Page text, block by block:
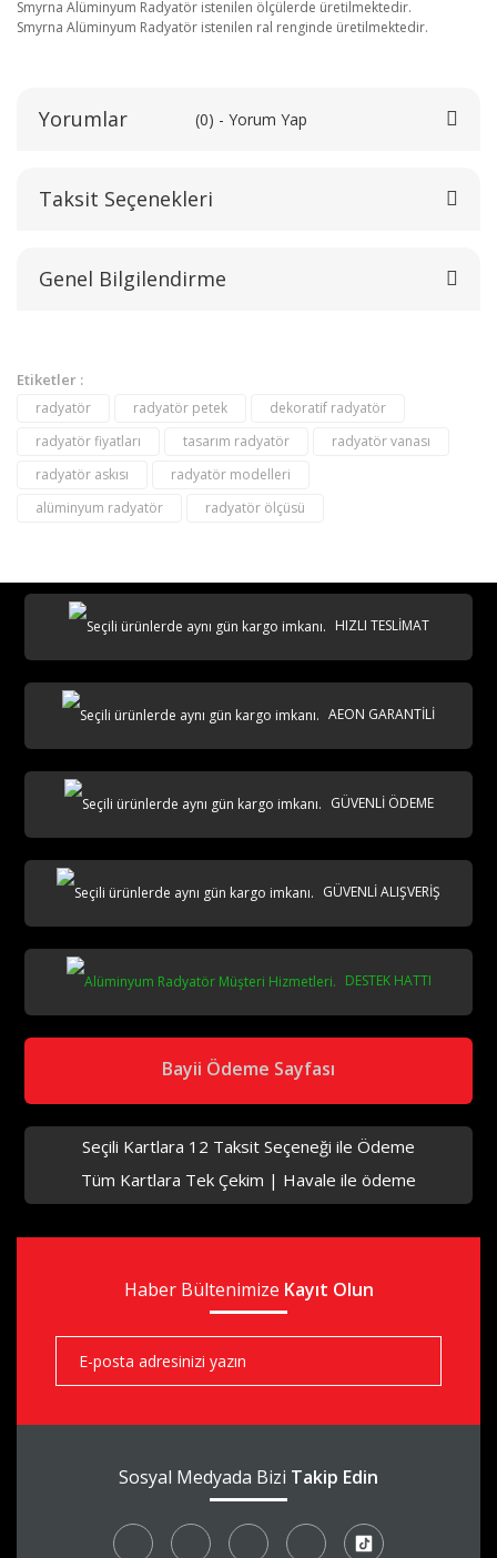
Smyrna Alüminyum Radyatör istenilen ölçülerde üretilmektedir.
Smyrna Alüminyum Radyatör istenilen ral renginde üretilmektedir.
Yorumlar (0) - Yorum Yap
Bu ürüne ilk yorumu siz yapın!
Yorum Yaz
Taksit Seçenekleri
Genel Bilgilendirme
aks
aks
Etiketler :
radyatör radyatör petek
dekoratif radyatör
radyatör fiyatları
tasarım radyatör
radyatör vanası
radyatör askısı
radyatör modelleri
alüminyum radyatör
radyatör ölçüsü
HIZLI TESLİMAT
AEON GARANTİLİ
GÜVENLİ ÖDEME
GÜVENLİ ALIŞVERİŞ
DESTEK HATTI
Bayii Ödeme Sayfası
Seçili Kartlara 12 Taksit Seçeneği ile Ödeme
Tüm Kartlara Tek Çekim | Havale ile ödeme
Haber Bültenimize Kayıt Olun
Sosyal Medyada Bizi Takip Edin